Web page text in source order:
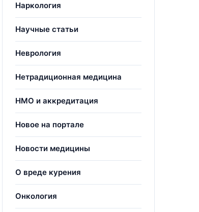
Наркология
Научные статьи
Неврология
Нетрадиционная медицина
НМО и аккредитация
Новое на портале
Новости медицины
О вреде курения
Онкология